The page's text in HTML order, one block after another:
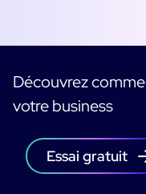
Découvrez
votre business
Essai gratuit